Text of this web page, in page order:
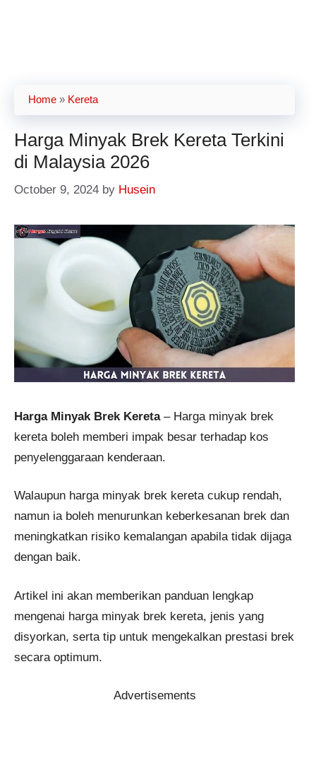
Home » Kereta
Harga Minyak Brek Kereta Terkini
di Malaysia 2026
October 9, 2024 by Husein
Harga Minyak Brek Kereta– Harga minyak brek
kereta boleh memberi impak besar terhadap kos
penyelenggaraan kenderaan.
Walaupun harga minyak brek kereta cukup rendah,
namun ia boleh menurunkan keberkesanan brek dan
meningkatkan risiko kemalangan apabila tidak dijaga
dengan baik.
Artikel ini akan memberikan panduan lengkap
mengenai harga minyak brek kereta, jenis yang
disyorkan, serta tip untuk mengekalkan prestasi brek
secara optimum.
Advertisements